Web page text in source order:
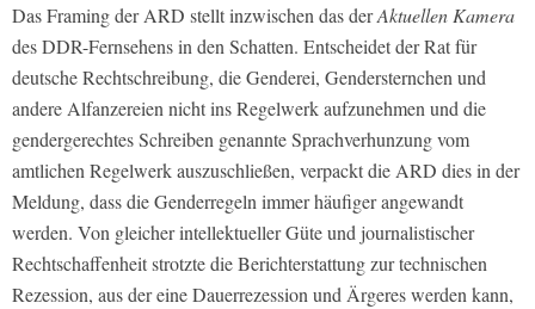
Das Framing der ARD stellt inzwischen das derAktuellen Kamera
des DDR-Fernsehens in den Schatten. Entscheidet der Rat für
deutsche Rechtschreibung, die Genderei, Gendersternchen und
andere Alfanzereien nicht ins Regelwerk aufzunehmen und die
gendergerechtes Schreiben genannte Sprachverhunzung vom
amtlichen Regelwerk auszuschließen, verpackt die ARD dies in der
Meldung, dass die Genderregeln immer häufiger angewandt
werden. Von gleicher intellektueller Güte und journalistischer
Rechtschaffenheit strotzte die Berichterstattung zur technischen
Rezession, aus der eine Dauerrezession und Ärgeres werden kann,